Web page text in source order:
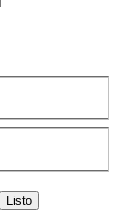
Listo